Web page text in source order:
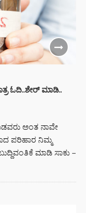
ಓದಿ..ಶೇರ್ ಮಾಡಿ..
ಅಂತ ನಾವೇ
ಪರಿಹಾರ ನಿಮ್ಮ
ಮಾಡಿ ಸಾಕು –